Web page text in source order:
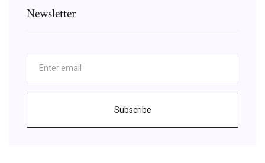
Newsletter
Subscribe